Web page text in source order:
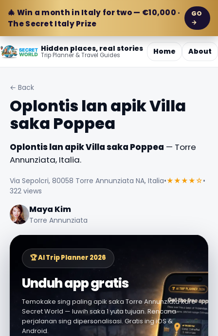
🎄 Win a month in Italy for two — €10,000 ·
The Secret Italy Prize
GO
→
Hidden places, real stories
Trip Planner & Travel Guides Home About
← Back
Oplontis lan apik Villa
saka Poppea
Oplontis lan apik Villa saka Poppea — Torre
Annunziata, Italia.
Via Sepolcri, 80058 Torre Annunziata NA, Italia•★★★★☆•
322 views
Maya Kim
Torre Annunziata
🏆 AI Trip Planner 2026
Unduh app gratis
Temokake sing paling apik saka Torre Annunziata karo
Secret World — luwih saka 1 yuta tujuan. Rencana
perjalanan sing dipersonalisasi. Gratis ing iOS &
Android.